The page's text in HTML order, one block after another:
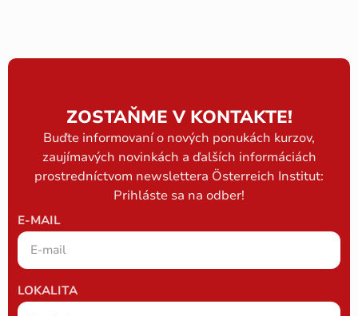
ZOSTAŇME V KONTAKTE!
Buďte informovaní o nových ponukách kurzov,
zaujímavých novinkách a ďalších informáciách
prostredníctvom newslettera Österreich Institut:
Prihláste sa na odber!
E-MAIL
LOKALITA